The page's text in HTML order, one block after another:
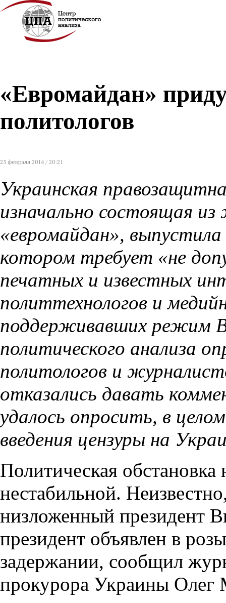
«Евромайдан»
политологов
25 февраля 2014 / 20:21
Украинская
изначально состоящая
«евромайдан», выпустила
котором требует «не
печатных и известных
политтехнологов и
поддерживавших режим
политического анализа
политологов и
отказались давать
удалось опросить, в
введения цензуры на
Политическая
нестабильной.
низложенный президент
президент объявлен в
задержании, сообщил
прокурора Украины Олег